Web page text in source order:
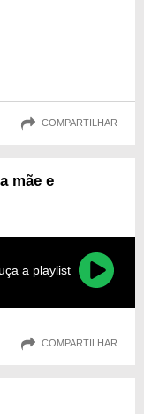
COMPARTILHAR
mãe e
a playlist
COMPARTILHAR